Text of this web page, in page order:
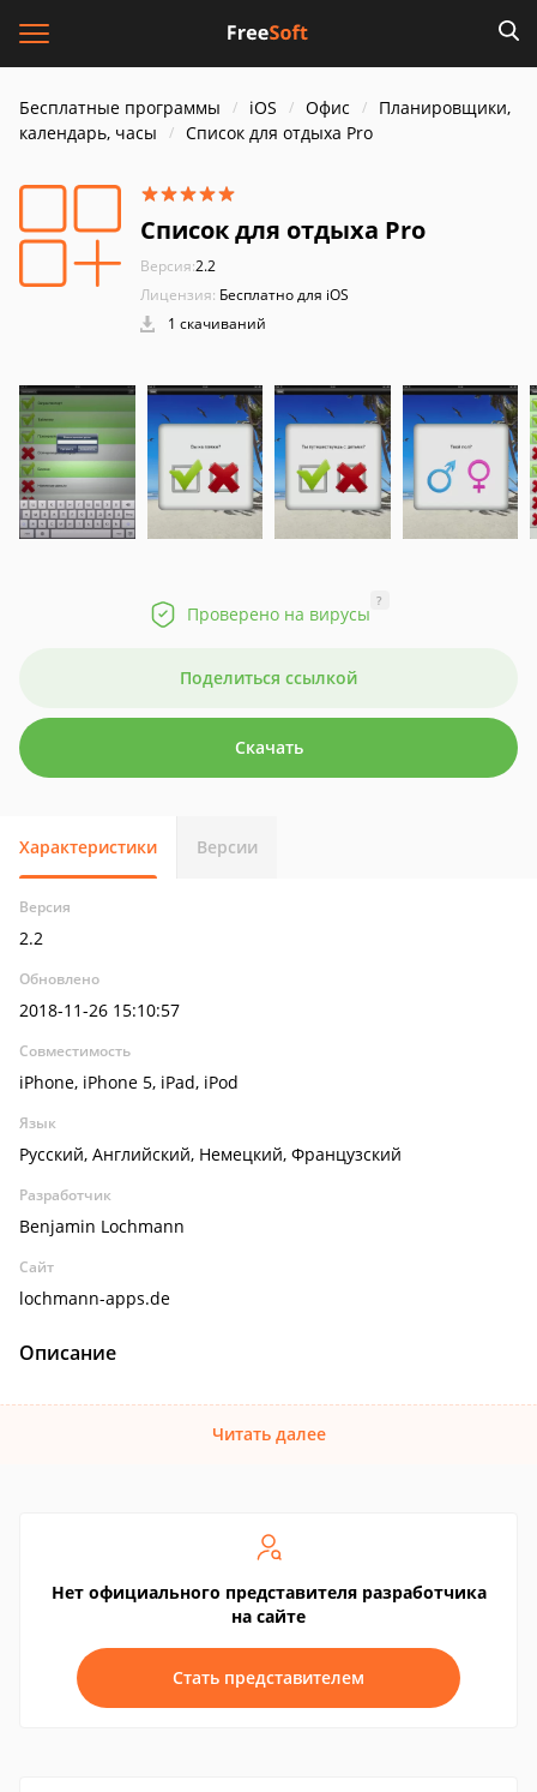
Бесплатные программы iOS Офис
Планировщики,
календарь, часы
Список для отдыха Pro
Список для отдыха Pro
Версия:2.2
Лицензия: Бесплатно для iOS
1 скачиваний
Проверено на вирусы
?
Поделиться ссылкой
Скачать
Характеристики Версии
Версия
2.2
Обновлено
2018-11-26 15:10:57
Совместимость
iPhone, iPhone 5, iPad, iPod
Язык
Русский, Английский, Немецкий, Французский
Разработчик
Benjamin Lochmann
Сайт
lochmann-apps.de
Описание
Читать далее
Нет официального представителя разработчика
на сайте
Стать представителем